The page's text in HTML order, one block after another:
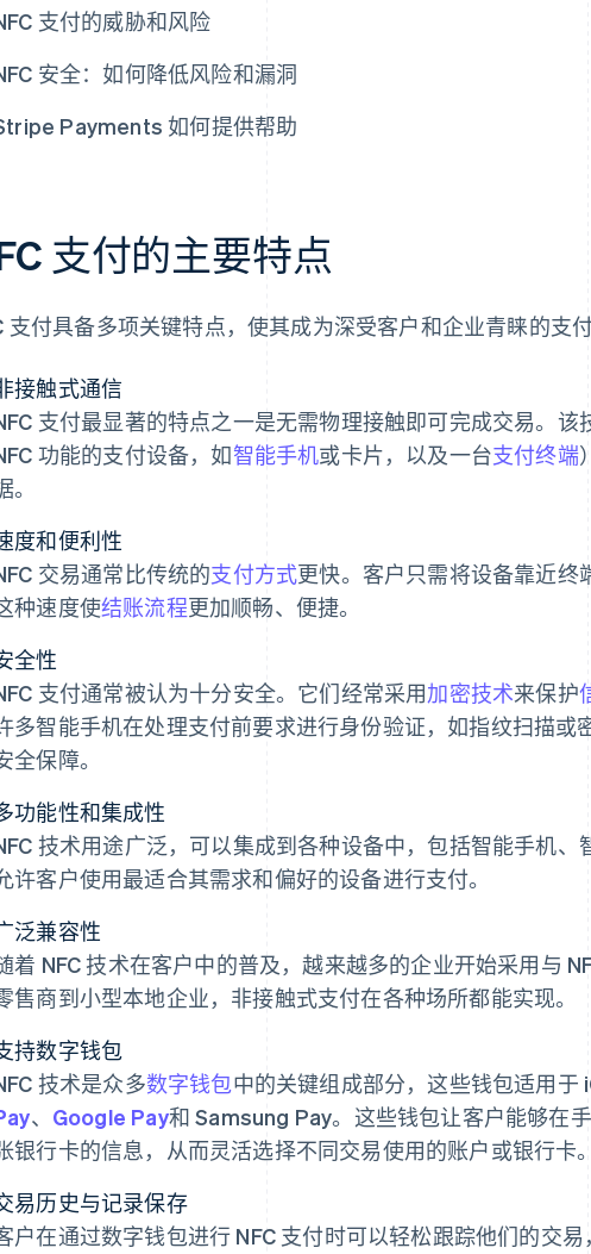
支付的威胁和风险
安全：如何降低风险和漏洞
Payments 如何提供帮助
支付的主要特点
支付具备多项关键特点，使其成为深受客户和企业青睐的支
接触式通信
支付最显著的特点之一是无需物理接触即可完成交易。
功能的支付设备，如智能手机或卡片，以及一台支付终端
。
度和便利性
交易通常比传统的支付方式更快。客户只需将设备靠近终
种速度使结账流程更加顺畅、便捷。
全性
支付通常被认为十分安全。它们经常采用加密技术来保护
多智能手机在处理支付前要求进行身份验证，如指纹扫描或
全保障。
功能性和集成性
技术用途广泛，可以集成到各种设备中，包括智能手机
许客户使用最适合其需求和偏好的设备进行支付。
泛兼容性
着 NFC 技术在客户中的普及，越来越多的企业开始采用与
售商到小型本地企业，非接触式支付在各种场所都能实现。
持数字钱包
技术是众多数字钱包中的关键组成部分，这些钱包适用于
、 Google Pay和 Samsung Pay。这些钱包让客户能够在
银行卡的信息，从而灵活选择不同交易使用的账户或银行卡。
易历史与记录保存
户在通过数字钱包进行 NFC 支付时可以轻松跟踪他们的交